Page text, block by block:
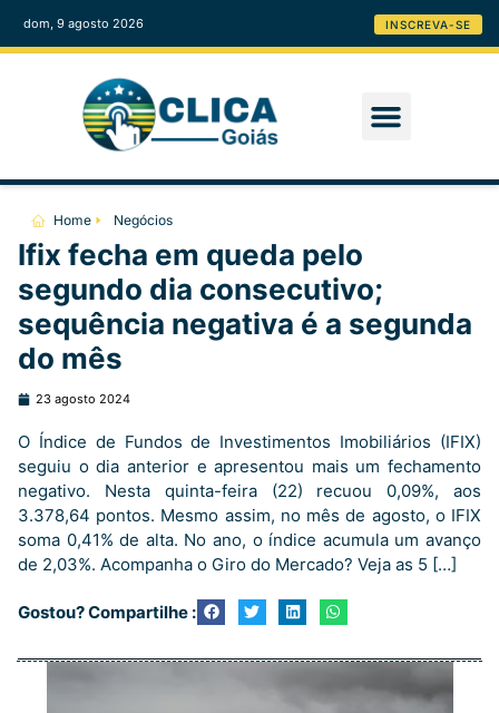
dom, 9 agosto 2026 INSCREVA-SE
Home Negócios
Ifix fecha em queda pelo
segundo dia consecutivo;
sequência negativa é a segunda
do mês
23 agosto 2024
O Índice de Fundos de Investimentos Imobiliários (IFIX)
seguiu o dia anterior e apresentou mais um fechamento
negativo. Nesta quinta-feira (22) recuou 0,09%, aos
3.378,64 pontos. Mesmo assim, no mês de agosto, o IFIX
soma 0,41% de alta. No ano, o índice acumula um avanço
de 2,03%. Acompanha o Giro do Mercado? Veja as 5 […]
Gostou? Compartilhe :